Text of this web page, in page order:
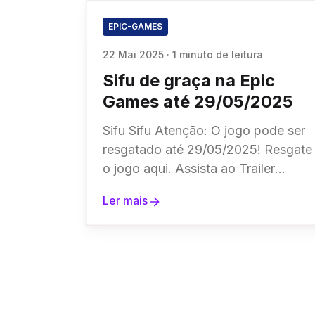
EPIC-GAMES
22 Mai 2025 · 1 minuto de leitura
Sifu de graça na Epic
Games até 29/05/2025
Sifu Sifu Atenção: O jogo pode ser
resgatado até 29/05/2025! Resgate
o jogo aqui. Assista ao Trailer
Atenção: O jogo pode ser
Ler mais